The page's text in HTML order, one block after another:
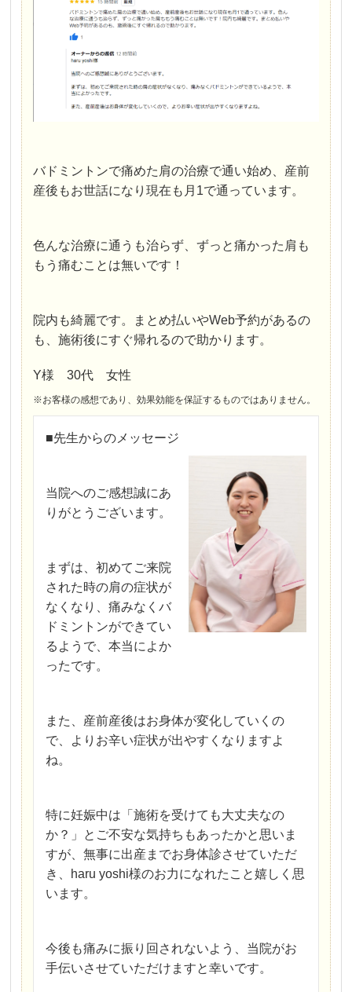
バドミントンで痛めた肩の治療で通い始め、産前
産後もお世話になり現在も月1で通っています。
色んな治療に通うも治らず、ずっと痛かった肩も
もう痛むことは無いです！
院内も綺麗です。まとめ払いやWeb予約があるの
も、施術後にすぐ帰れるので助かります。
Y様 30代 女性
※お客様の感想であり、効果効能を保証するものではありません。
■先生からのメッセージ
当院へのご感想誠にあ
りがとうございます。
まずは、初めてご来院
された時の肩の症状が
なくなり、痛みなくバ
ドミントンができてい
るようで、本当によか
ったです。
また、産前産後はお身体が変化していくの
で、よりお辛い症状が出やすくなりますよ
ね。
特に妊娠中は「施術を受けても大丈夫なの
か？」とご不安な気持ちもあったかと思いま
すが、無事に出産までお身体診させていただ
き、haru yoshi様のお力になれたこと嬉しく思
います。
今後も痛みに振り回されないよう、当院がお
手伝いさせていただけますと幸いです。